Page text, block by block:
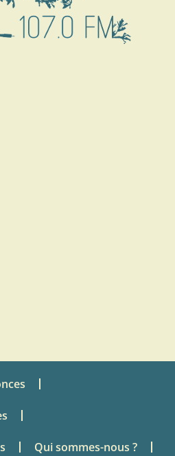
Qui sommes-nous ?